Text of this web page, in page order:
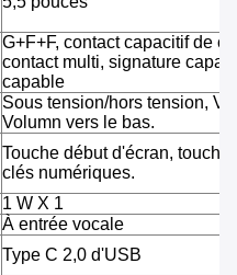
G+F+F, contact capacitif de
contact multi, signature
capable
Sous tension/hors tension,
Volumn vers le bas.
Touche début d'écran, touche
clés numériques.
1 W X 1
À entrée vocale
Type C 2,0 d'USB